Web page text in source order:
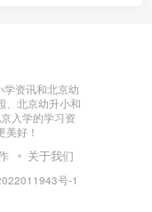
学资讯和北京幼
、北京幼升小和
入学的学习资
好！
关于我们
号-1